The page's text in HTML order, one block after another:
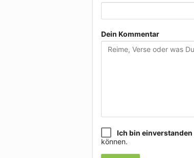
Dein Kommentar
Ich bin einverstanden
können.